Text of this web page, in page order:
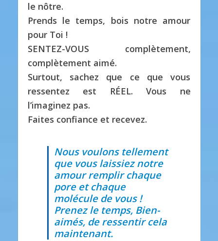
le nôtre.
Prends le temps, bois notre amour
pour Toi !
SENTEZ-VOUS complètement,
complètement aimé.
Surtout, sachez que ce que vous
ressentez est RÉEL. Vous ne
l’imaginez pas.
Faites confiance et recevez.
Nous voulons tellement
que vous laissiez notre
amour remplir chaque
pore et chaque
molécule de vous !
Prenez le temps, Bien-
aimés, de ressentir cela
maintenant.